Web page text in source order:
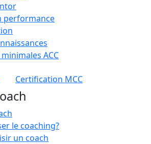
performance
ACC
Certification MCC
le coaching?
un coach